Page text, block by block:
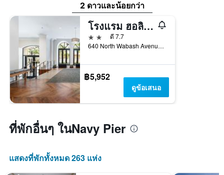
2 ดาวและน้อยกว่า
โรงแรม ฮอลิเดย์ อินน์ เอ็กซ์เพรส ชิคาโก - แมกนิฟิเซนต์ ไมล์ บาย IHG
2 ดาว
ดี 7.7
640 North Wabash Avenue, ชิคาโก, IL, สหรัฐอเมริกา
฿5,952
ดูข้อเสนอ
ที่พักอื่นๆ ในNavy Pier
แสดงที่พักทั้งหมด 263 แห่ง